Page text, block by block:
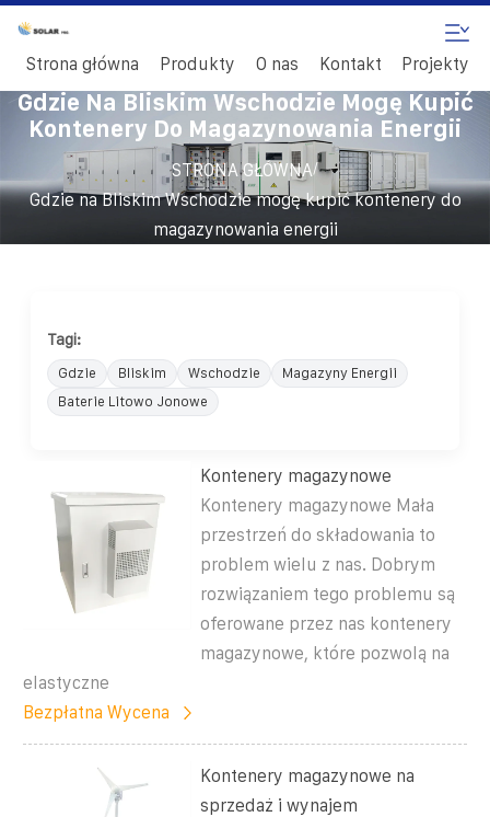
Strona główna Produkty O nas Kontakt Projekty
Gdzie Na Bliskim Wschodzie Mogę Kupić
Kontenery Do Magazynowania Energii
STRONA GŁÓWNA/
Gdzie na Bliskim Wschodzie mogę kupić kontenery do
magazynowania energii
Tagi:
Gdzie Bliskim Wschodzie
Magazyny Energii
Baterie Litowo Jonowe
Kontenery magazynowe
Kontenery magazynowe Mała
przestrzeń do składowania to
problem wielu z nas. Dobrym
rozwiązaniem tego problemu są
oferowane przez nas kontenery
magazynowe, które pozwolą na
elastyczne
Bezpłatna Wycena
Kontenery magazynowe na
sprzedaż i wynajem